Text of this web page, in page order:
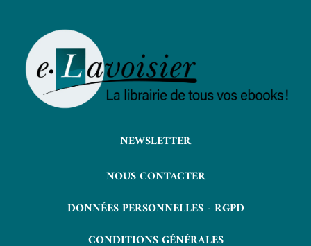
NEWSLETTER
NOUS CONTACTER
DONNÉES PERSONNELLES - RGPD
CONDITIONS GÉNÉRALES